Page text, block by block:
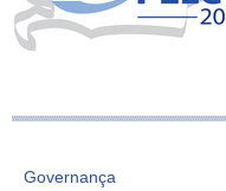
Governança